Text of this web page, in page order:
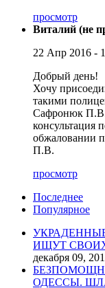
просмотр
Виталий (не
22 Апр 2016 -
Добрый день!
Хочу
такими
Сафронюк
консультация
обжаловании
П.В.
просмотр
Последнее
Популярное
ИЩУТ
декабря 09,
ОДЕССЫ.